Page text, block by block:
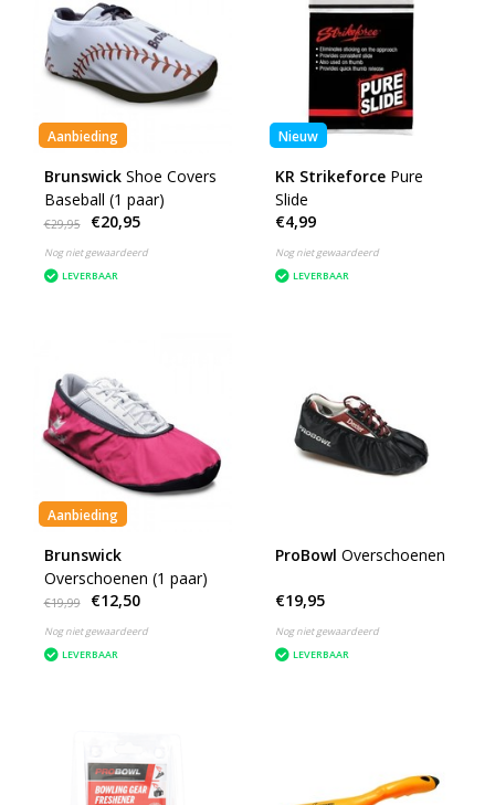
Aanbieding
Brunswick Shoe Covers
Baseball (1 paar)
€29,95 €20,95
Nog niet gewaardeerd
LEVERBAAR
Nieuw
KR Strikeforce Pure
Slide
€4,99
Nog niet gewaardeerd
LEVERBAAR
Aanbieding
Brunswick
Overschoenen (1 paar)
€19,99 €12,50
Nog niet gewaardeerd
LEVERBAAR
ProBowl Overschoenen
€19,95
Nog niet gewaardeerd
LEVERBAAR